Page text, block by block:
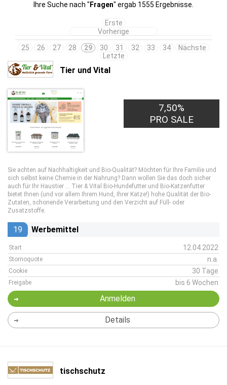
Ihre Suche nach " Fragen" ergab 1555 Ergebnisse.
Erste
Vorherige
25
26 27 28 29 30 31 32 33 34
Nächste
Letzte
Tier und Vital
7,50%
PRO SALE
Sie achten auf Nachhaltigkeit und Bio-Qualität? Möchten für Ihre Familie und
sich selbst keine Chemie in der Nahrung? Dann wollen Sie das doch sicher
auch für Ihr Haustier ... Tier & Vital Bio-Hundefutter und Bio-Katzenfutter
bietet Ihnen (und vor allem Ihrem Hund, Ihrer Katze!) hohe Qualität der Bio-
Zutaten, schonende Verarbeitung und den Verzicht auf Füll- oder
Zusatzstoffe.
19 Werbemittel
Start 12.04.2022
Stornoquote n.a.
Cookie 30 Tage
Freigabe bis 6 Wochen
Anmelden
Details
tischschutz